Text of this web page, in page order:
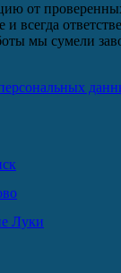
от
и всегда
мы сумели
Луки